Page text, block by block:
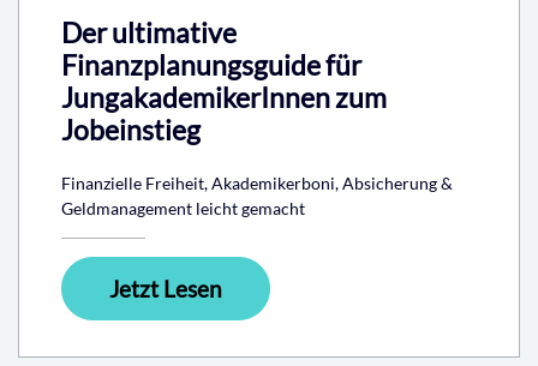
Der ultimative
Finanzplanungsguide für
JungakademikerInnen zum
Jobeinstieg
Finanzielle Freiheit, Akademikerboni, Absicherung &
Geldmanagement leicht gemacht
Jetzt Lesen